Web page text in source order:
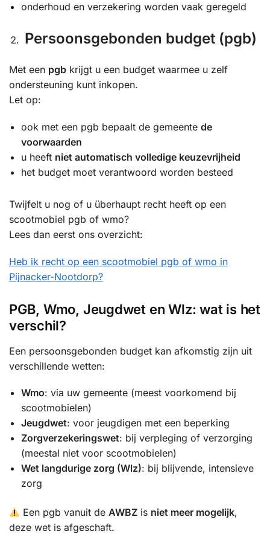
onderhoud en verzekering worden vaak geregeld
Persoonsgebonden budget (pgb)
Met een pgb krijgt u een budget waarmee u zelf
ondersteuning kunt inkopen.
Let op:
ook met een pgb bepaalt de gemeente de
voorwaarden
u heeft niet automatisch volledige keuzevrijheid
het budget moet verantwoord worden besteed
Twijfelt u nog of u überhaupt recht heeft op een
scootmobiel pgb of wmo?
Lees dan eerst ons overzicht:
Heb ik recht op een scootmobiel pgb of wmo in
Pijnacker-Nootdorp?
PGB, Wmo, Jeugdwet en Wlz: wat is het
verschil?
Een persoonsgebonden budget kan afkomstig zijn uit
verschillende wetten:
Wmo: via uw gemeente (meest voorkomend bij
scootmobielen)
Jeugdwet: voor jeugdigen met een beperking
Zorgverzekeringswet: bij verpleging of verzorging
(meestal niet voor scootmobielen)
Wet langdurige zorg (Wlz): bij blijvende, intensieve
zorg
Een pgb vanuit deAWBZ is niet meer mogelijk,
deze wet is afgeschaft.